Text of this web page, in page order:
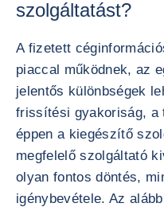
szolgáltatást?
A fizetett
piaccal működnek, az
jelentős különbségek
frissítési gyakoriság, a
éppen a kiegészítő
megfelelő szolgáltató
olyan fontos döntés,
igénybevétele. Az